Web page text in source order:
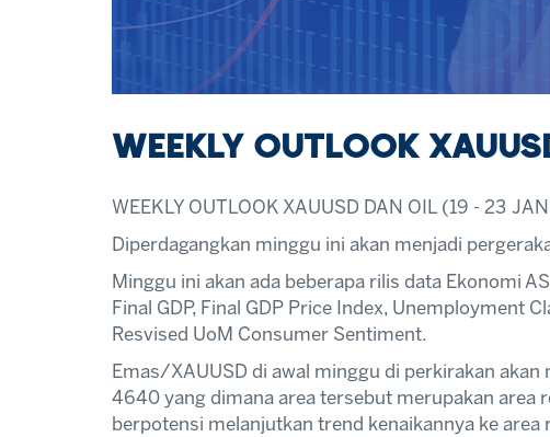
WEEKLY OUTLOOK
WEEKLY OUTLOOK XAUUSD DAN OIL (19 - 23
Diperdagangkan minggu ini akan menjadi
Minggu ini akan ada beberapa rilis data Ekonomi
Final GDP, Final GDP Price Index, Unemployment
Resvised UoM Consumer Sentiment.
Emas/XAUUSD di awal minggu di perkirakan
4640 yang dimana area tersebut merupakan area
berpotensi melanjutkan trend kenaikannya ke